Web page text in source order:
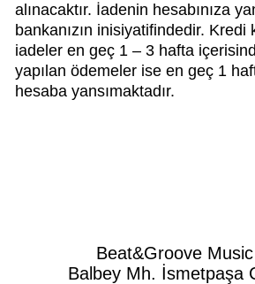
alınacaktır. İadenin hesabınıza
bankanızın inisiyatifindedir. Kredi
iadeler en geç 1 – 3 hafta
yapılan ödemeler ise en geç 1
hesaba yansımaktadır.
Beat&Groove
Balbey Mh. İsmetpaşa